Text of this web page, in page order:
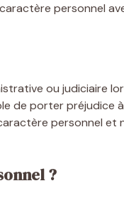
personnel
ou judiciaire
de porter préjudice
personnel et
?